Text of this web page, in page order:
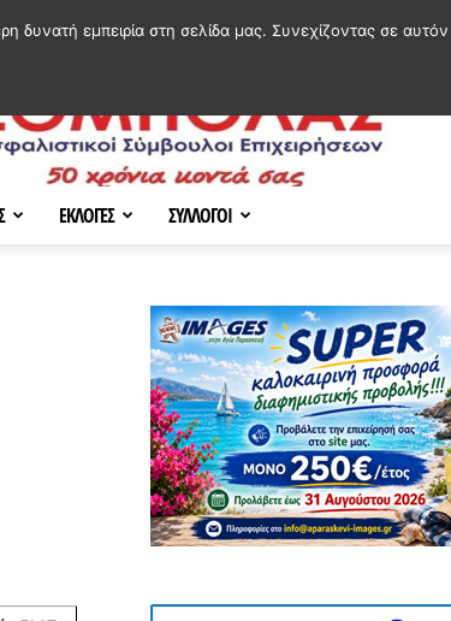
ΕΚΛΟΓΕΣ ΣΥΛΛΟΓΟΙ
εμπειρία στη σελίδα μας. Συνεχίζοντας σε